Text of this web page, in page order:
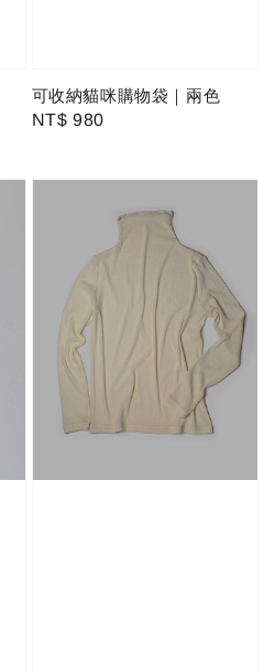
可收納貓咪購物袋｜兩色
Regular
NT$ 980